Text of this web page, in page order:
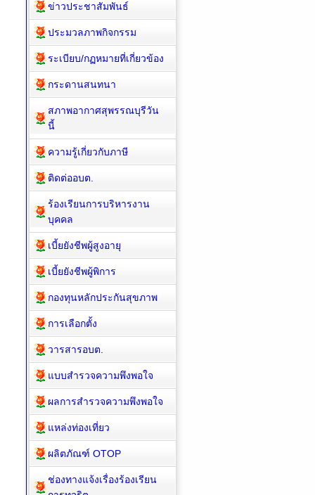
ข่าวประชาสัมพันธ์
ประมวลภาพกิจกรรม
ระเบียบ/กฏหมายที่เกี่ยวข้อง
กระดานสนทนา
สภาพอากาศสุพรรณบุรีวัน
นี้
ความรู้เกี่ยวกับภาษี
ติดต่ออบต.
ร้องเรียนการบริหารงาน
บุคคล
เบี้ยยังชีพผู้สูงอายุ
เบี้ยยังชีพผู้พิการ
กองทุนหลักประกันสุขภาพ
การเลือกตั้ง
วารสารอบต.
แบบสำรวจความพึงพอใจ
ผลการสำรวจความพึงพอใจ
แหล่งท่องเที่ยว
ผลิตภัณฑ์ OTOP
ช่องทางแจ้งเรื่องร้องเรียน